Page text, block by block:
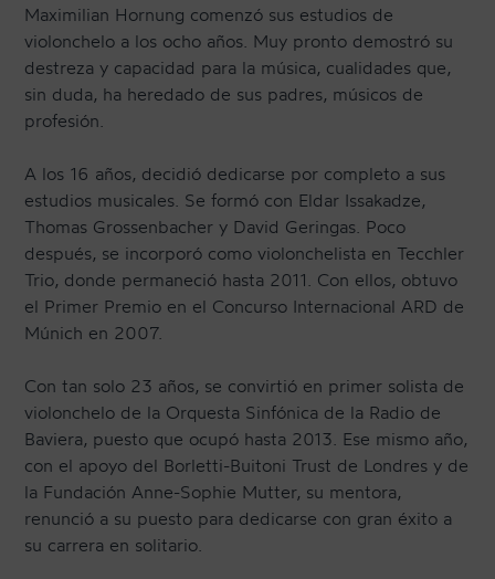
Maximilian Hornung comenzó sus estudios de
violonchelo a los ocho años. Muy pronto demostró su
destreza y capacidad para la música, cualidades que,
sin duda, ha heredado de sus padres, músicos de
profesión.
A los 16 años, decidió dedicarse por completo a sus
estudios musicales. Se formó con Eldar Issakadze,
Thomas Grossenbacher y David Geringas. Poco
después, se incorporó como violonchelista en Tecchler
Trio, donde permaneció hasta 2011. Con ellos, obtuvo
el Primer Premio en el Concurso Internacional ARD de
Múnich en 2007.
Con tan solo 23 años, se convirtió en primer solista de
violonchelo de la Orquesta Sinfónica de la Radio de
Baviera, puesto que ocupó hasta 2013. Ese mismo año,
con el apoyo del Borletti-Buitoni Trust de Londres y de
la Fundación Anne-Sophie Mutter, su mentora,
renunció a su puesto para dedicarse con gran éxito a
su carrera en solitario.